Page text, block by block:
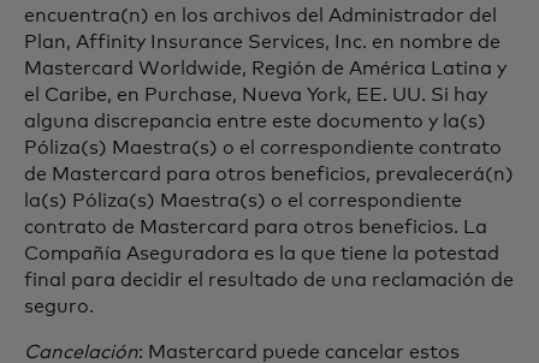
encuentra(n) en los archivos del Administrador del
Plan, Affinity Insurance Services, Inc. en nombre de
Mastercard Worldwide, Región de América Latina y
el Caribe, en Purchase, Nueva York, EE. UU. Si hay
alguna discrepancia entre este documento y la(s)
Póliza(s) Maestra(s) o el correspondiente contrato
de Mastercard para otros beneficios, prevalecerá(n)
la(s) Póliza(s) Maestra(s) o el correspondiente
contrato de Mastercard para otros beneficios. La
Compañía Aseguradora es la que tiene la potestad
final para decidir el resultado de una reclamación de
seguro.
Cancelación: Mastercard puede cancelar estos